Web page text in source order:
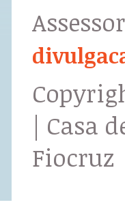
| Casa
Fiocruz